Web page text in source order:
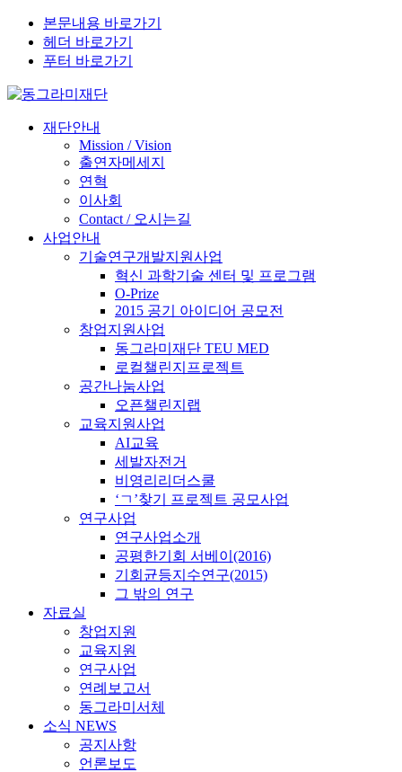
본문내용 바로가기
헤더 바로가기
푸터 바로가기
재단안내
Mission / Vision
출연자메세지
연혁
이사회
Contact / 오시는길
사업안내
기술연구개발지원사업
혁신 과학기술 센터 및 프로그램
O-Prize
2015 공기 아이디어 공모전
창업지원사업
동그라미재단 TEU MED
로컬챌린지프로젝트
공간나눔사업
오픈챌린지랩
교육지원사업
AI교육
세발자전거
비영리리더스쿨
‘ㄱ’찾기 프로젝트 공모사업
연구사업
연구사업소개
공평한기회 서베이(2016)
기회균등지수연구(2015)
그 밖의 연구
자료실
창업지원
교육지원
연구사업
연례보고서
동그라미서체
소식 NEWS
공지사항
언론보도